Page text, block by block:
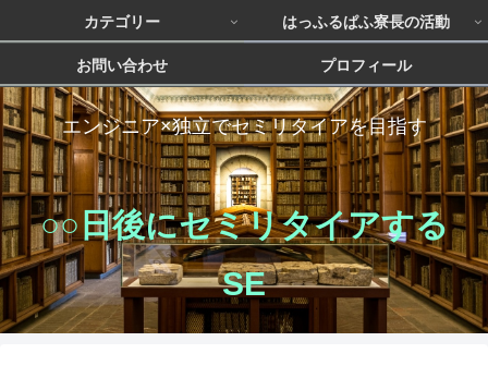
エンジニア×独立でセミリタイアを目指す
○○日後にセミリタイアする
SE
カテゴリー はっふるぱふ寮長の活動
お問い合わせ プロフィール